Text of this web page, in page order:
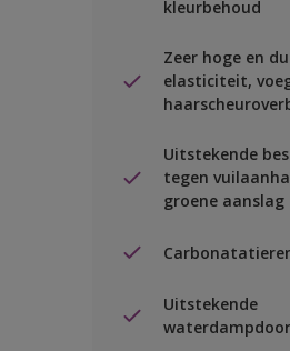
kleurbehoud
Zeer hoge en
elasticiteit,
Uitstekende
tegen
groene aanslag
Uitstekende